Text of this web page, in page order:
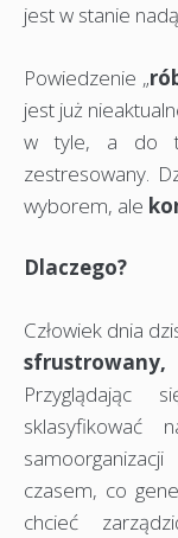
jest w stanie
Powiedzenie „
jest już
w tyle, a do
zestresowany.
wyborem, ale
Dlaczego?
Człowiek dnia
Przyglądając
sklasyfikować
czasem, co
chcieć